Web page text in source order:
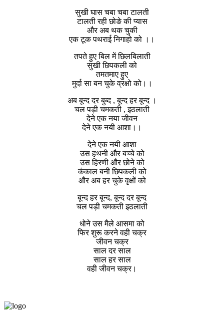
सुखी घास चबा चबा टालती
टालती रही छोङे की प्यास
और अब थक चुकी
एक टूक पथराई निगाहो को ।।
तपते हुए बिल में छिलबिलाती
सुखी छिपकली को
तमतमाए हुए
मुर्दा सा बन चुके व्रक्षो को।।
अब बून्द दर बुब्द , बून्द हर बून्द ।
चल पड़ी चमकती , इठलाती
देने एक नया जीवन
देने एक नयी आशा।।
देने एक नयी आशा
उस हथनी और बच्चे को
उस हिरणी और छोने को
कंकाल बनी छिपकली को
और अब हर चुके वृक्षों को
बून्द हर बून्द, बून्द दर बून्द
चल पड़ी चमकती इठलाती
धोने उस मैले आसमा को
फिर शुरू करने वही चक्र
जीवन चक्र
साल दर साल
साल हर साल
वही जीवन चक्र।